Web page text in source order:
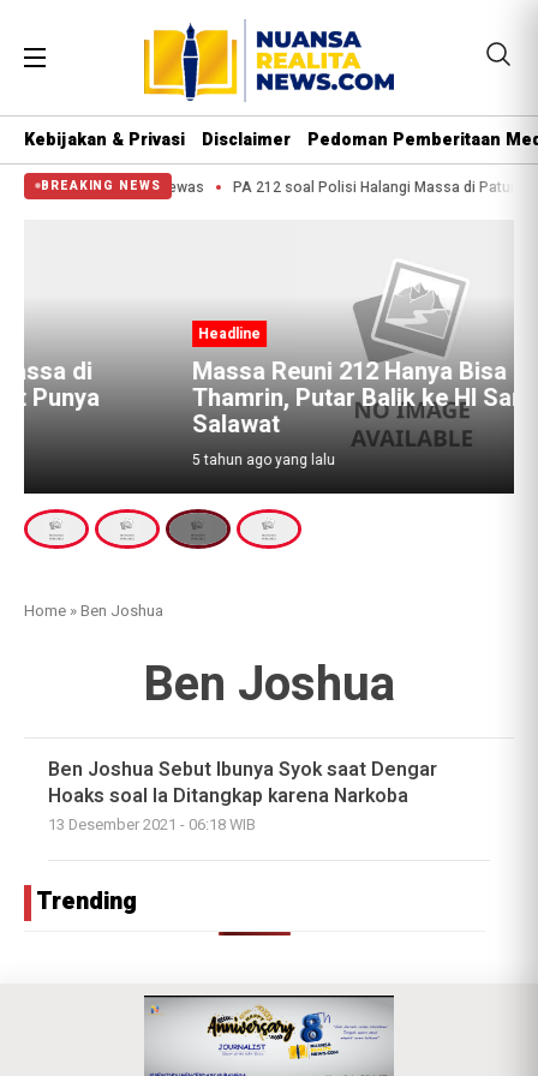
Kebijakan & Privasi Disclaimer Pedoman Pemberitaan
BREAKING NEWS
Kuba, 2 Orang Tewas PA 212 soal Polisi Halangi Massa di Patung
Massa Reuni 212 Hanya Bisa Sampai
Thamrin, Putar Balik ke HI Sambil
Salawat
5 tahun ago yang lalu
Home »Ben Joshua
Ben Joshua
Ben Joshua Sebut Ibunya Syok saat Dengar
Hoaks soal Ia Ditangkap karena Narkoba
13 Desember 2021 - 06:18 WIB
Trending